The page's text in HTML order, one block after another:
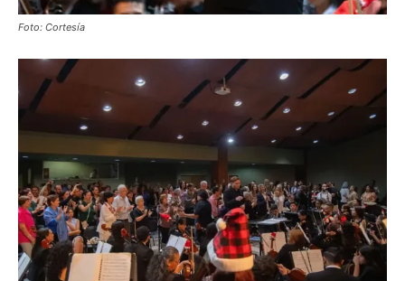
Foto: Cortesía